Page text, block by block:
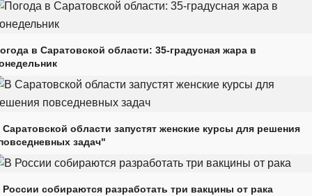
в Саратовской области: 35-градусная жара в
Саратовской области запустят женские курсы для решения
задач"
России собираются разработать три вакцины от рака